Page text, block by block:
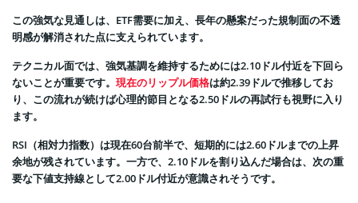
この強気な見通しは、ETF需要に加え、長年の懸案だった規制面の不透
明感が解消された点に支えられています。
テクニカル面では、強気基調を維持するためには2.10ドル付近を下回ら
ないことが重要です。 現在のリップル価格は約2.39ドルで推移してお
り、この流れが続けば心理的節目となる2.50ドルの再試行も視野に入り
ます。
RSI（相対力指数）は現在60台前半で、短期的には2.60ドルまでの上昇
余地が残されています。一方で、2.10ドルを割り込んだ場合は、次の重
要な下値支持線として2.00ドル付近が意識されそうです。